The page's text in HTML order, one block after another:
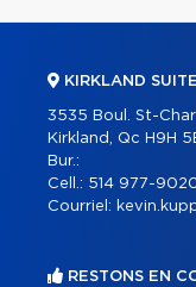
KIRKLAND
3535 Boul. St-
Kirkland, Qc H9H
Bur.:
Cell.: 514 977-
Courriel:
RESTONS EN